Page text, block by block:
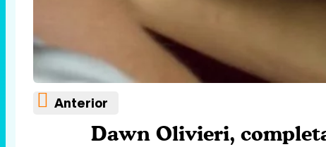
Anterior
Dawn Olivieri,